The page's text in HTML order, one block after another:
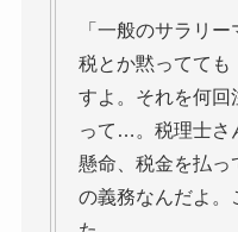
「一般のサラリ
税とか黙ってても
すよ。それを何回
って…。税理士
懸命、税金を払っ
の義務なんだよ。